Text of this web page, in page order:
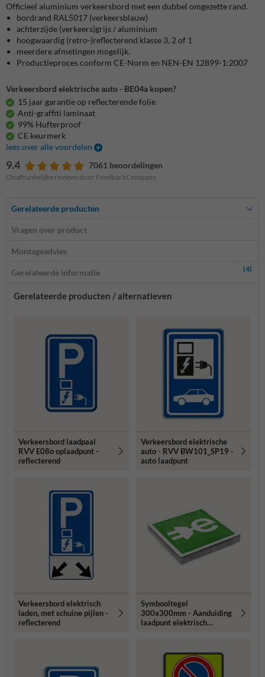
Officieel aluminium verkeersbord met een dubbel omgezette rand.
bordrand RAL5017 (verkeersblauw)
achterzijde (verkeers)grijs / aluminium
hoogwaardig (retro-)reflecterend klasse 3, 2 of 1
meerdere afmetingen mogelijk.
Productieproces conform CE-Norm en NEN-EN 12899-1:2007
Verkeersbord elektrische auto - BE04a kopen?
15 jaar garantie op reflecterende folie
Anti-graffiti laminaat
99% Hufterproof
CE keurmerk
lees over alle voordelen
9.4 7061 beoordelingen
Onafhankelijke reviews door FeedbackCompany
Gerelateerde producten
Vragen over product
Montageadvies
Gerelateerde informatie (4)
Gerelateerde producten / alternatieven
Verkeersbord laadpaal
RVV E08o oplaadpunt -
reflecterend
Verkeersbord elektrische
auto - RVV BW101_SP19 -
auto laadpunt
Verkeersbord elektrisch
laden, met schuine pijlen -
reflecterend
Symbooltegel
300x300mm - Aanduiding
laadpunt elektrisch